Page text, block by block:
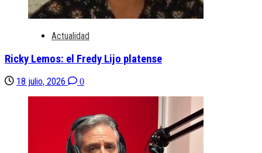
Actualidad
Ricky Lemos: el Fredy Lijo platense
18 julio, 2026 0